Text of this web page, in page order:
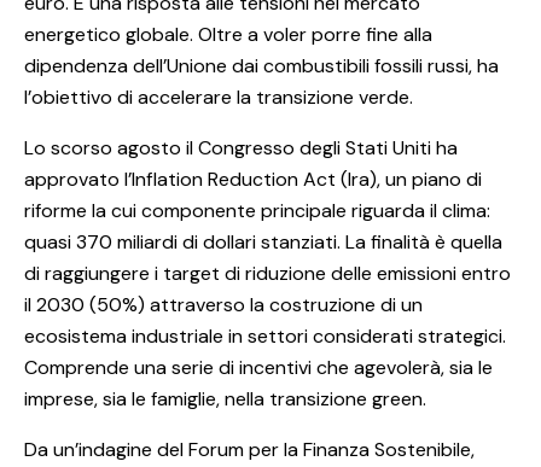
energetico globale. Oltre a voler porre fine alla
dipendenza dell’Unione dai combustibili fossili russi, ha
l’obiettivo di accelerare la transizione verde.
Lo scorso agosto il Congresso degli Stati Uniti ha
approvato l’Inflation Reduction Act (Ira), un piano di
riforme la cui componente principale riguarda il clima:
quasi 370 miliardi di dollari stanziati. La finalità è quella
di raggiungere i target di riduzione delle emissioni entro
il 2030 (50%) attraverso la costruzione di un
ecosistema industriale in settori considerati strategici.
Comprende una serie di incentivi che agevolerà, sia le
imprese, sia le famiglie, nella transizione green.
Da un’indagine del Forum per la Finanza Sostenibile,